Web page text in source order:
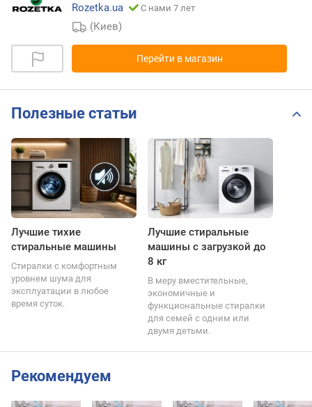
Rozetka.ua
С нами 7 лет
(Киев)
Перейти в магазин
Полезные статьи
Лучшие тихие
стиральные машины
Стиралки с комфортным
уровнем шума для
эксплуатации в любое
время суток.
Лучшие стиральные
машины с загрузкой до
8 кг
В меру вместительные,
экономичные и
функциональные стиралки
для семей с одним или
двумя детьми.
Рекомендуем